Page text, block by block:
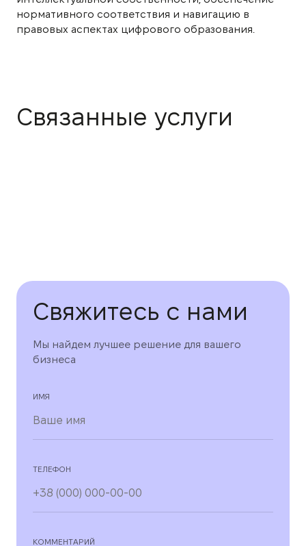
нормативного соответствия и навигацию в
правовых аспектах цифрового образования.
Связанные услуги
Свяжитесь с нами
Мы найдем лучшее решение для вашего
бизнеса
ИМЯ
ТЕЛЕФОН
КОММЕНТАРИЙ